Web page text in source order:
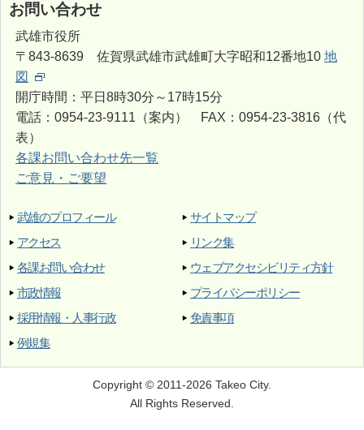
お問い合わせ
武雄市役所
〒843-8639 佐賀県武雄市武雄町大字昭和12番地10 地
図
開庁時間：平日8時30分～17時15分
電話：0954-23-9111（案内） FAX：0954-23-3816（代
表）
各課お問い合わせ先一覧
ご意見・ご要望
武雄のプロフィール
アクセス
各課お問い合わせ
市政情報
採用情報・人事行政
例規集
サイトマップ
リンク集
ウェブアクセシビリティ方針
プライバシーポリシー
免責事項
Copyright © 2011-2026 Takeo City.
All Rights Reserved.